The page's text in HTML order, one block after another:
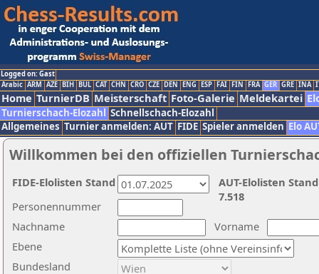
Logged on: Gast
Arabic ARM AZE BIH BUL CAT CHN CRO CZE DEN ENG ESP FAI FIN FRA GER GRE INA
Home TurnierDB Meisterschaft Foto-Galerie Meldekartei
Turnierschach-Elozahl Schnellschach-Elozahl
Allgemeines Turnier anmelden: AUT FIDE Spieler anmelden Elo
Willkommen bei den offiziellen
Nachname
Vorname
Ebene
Personennummer
Bundesland
AUT-Elolisten
7.518
FIDE-Elolisten Stand